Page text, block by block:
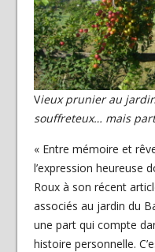
Vieux prunierau
souffreteux… mais
« Entre mémoire et
l’expression heureuse
Roux à son récent
associés au jardin du
une part qui compte
histoire personnelle.